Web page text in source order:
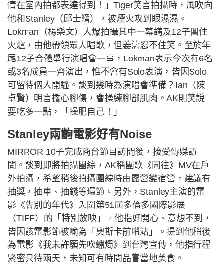
情在室內拍都表達得到！」Tiger笑言拍攝時，風吹向
他和Stanley（邱士縉），被煙火攻到眼濕濕。
Lokman（楊樂文）大爆拍攝其中一幕講及12子圍住
火爐，由他帶領眾人唱歌，但姜濤忍不住笑。至於年
尾12子合體舉行演唱會一事，Lokman表示今次有6名
或3名成員一齊演出，惟不會有Solo表演，皆因Solo
可留待個人開騷。談到幾時為演唱會準備？Ian（陳
卓賢）明言擔心腳傷，會操練腳部肌肉。AK則笑說
要吃多一點，「操肥自己！」
Stanley兩齣電影好有Noise
MIRROR 10子完成商台節目訪問後，接受傳媒訪
問。談到即將拍攝團綜，AK稱團歌《同往》MV在戶
外拍攝，希望稍後拍攝團綜時由露營變宿營，建議有
抽獎，抽車、抽錢等環節。另外，Stanley主演的電
影《告別的年代》入圍第51屆多倫多國際影展
（TIFF）的「特別放映」，他指好開心、意想不到，
皆因該電影節被喻為「奧斯卡前哨站」。提到他稍後
為電影《我未許願先吹蠟燭》到台灣宣傳，他指行程
緊密只待兩天，未知可有時間品嘗當地美食。